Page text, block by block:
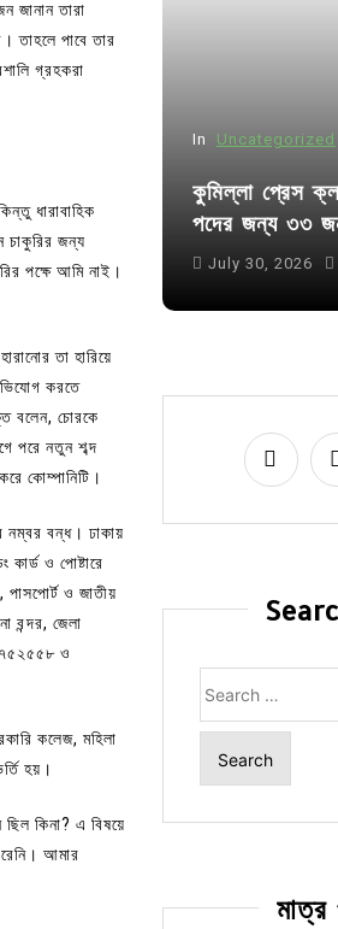
জানান তারা
পাবে তার
গ্রহকরা
ধারাবাহিক
চাকুরির জন্য
পক্ষে আমি নাই।
তা হারিয়ে
করতে
বলেন, চোরকে
পরে নতুন শব্দ
কোম্পানিটি।
নম্বর বন্ধ। ঢাকায়
ও পোষ্টারে
পাসপোর্ট ও জাতীয়
বন্দর, জেলা
ও
কলেজ, মহিলা
হয়।
কিনা? এ বিষয়ে
আমার
In Uncategorized
কুমিল্লা প্রেস
পদের জন্য ৩৩ জন
July 30, 2026
for:
মাত্র